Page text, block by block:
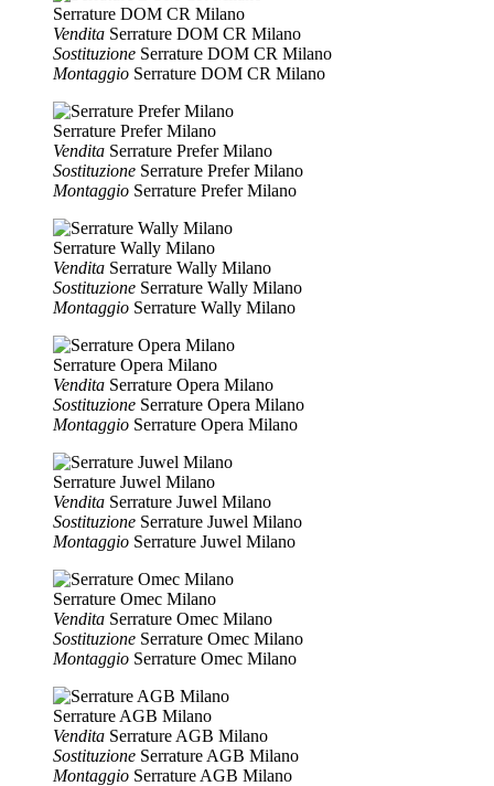
Serrature DOM CR Milano
Vendita Serrature DOM CR Milano
Sostituzione Serrature DOM CR Milano
Montaggio Serrature DOM CR Milano
Serrature Prefer Milano
Vendita Serrature Prefer Milano
Sostituzione Serrature Prefer Milano
Montaggio Serrature Prefer Milano
Serrature Wally Milano
Vendita Serrature Wally Milano
Sostituzione Serrature Wally Milano
Montaggio Serrature Wally Milano
Serrature Opera Milano
Vendita Serrature Opera Milano
Sostituzione Serrature Opera Milano
Montaggio Serrature Opera Milano
Serrature Juwel Milano
Vendita Serrature Juwel Milano
Sostituzione Serrature Juwel Milano
Montaggio Serrature Juwel Milano
Serrature Omec Milano
Vendita Serrature Omec Milano
Sostituzione Serrature Omec Milano
Montaggio Serrature Omec Milano
Serrature AGB Milano
Vendita Serrature AGB Milano
Sostituzione Serrature AGB Milano
Montaggio Serrature AGB Milano